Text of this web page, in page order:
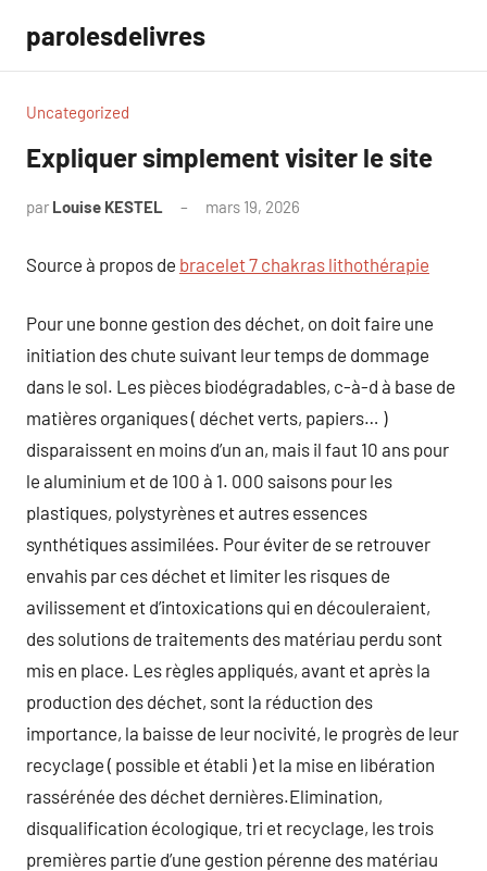
contenu
parolesdelivres
Uncategorized
Expliquer simplement visiter le site
par Louise KESTEL mars 19, 2026
Source à propos de bracelet 7 chakras lithothérapie
Pour une bonne gestion des déchet, on doit faire une
initiation des chute suivant leur temps de dommage
dans le sol. Les pièces biodégradables, c-à-d à base de
matières organiques ( déchet verts, papiers… )
disparaissent en moins d’un an, mais il faut 10 ans pour
le aluminium et de 100 à 1. 000 saisons pour les
plastiques, polystyrènes et autres essences
synthétiques assimilées. Pour éviter de se retrouver
envahis par ces déchet et limiter les risques de
avilissement et d’intoxications qui en découleraient,
des solutions de traitements des matériau perdu sont
mis en place. Les règles appliqués, avant et après la
production des déchet, sont la réduction des
importance, la baisse de leur nocivité, le progrès de leur
recyclage ( possible et établi ) et la mise en libération
rassérénée des déchet dernières.Elimination,
disqualification écologique, tri et recyclage, les trois
premières partie d’une gestion pérenne des matériau